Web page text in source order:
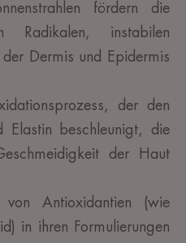
fördern die
Radikalen, instabilen
Dermis und Epidermis
der den
Elastin beschleunigt, die
der Haut
von Antioxidantien (wie
in ihren Formulierungen